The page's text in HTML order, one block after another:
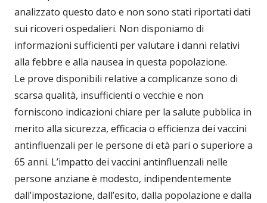
analizzato questo dato e non sono stati riportati dati
sui ricoveri ospedalieri. Non disponiamo di
informazioni sufficienti per valutare i danni relativi
alla febbre e alla nausea in questa popolazione.
Le prove disponibili relative a complicanze sono di
scarsa qualità, insufficienti o vecchie e non
forniscono indicazioni chiare per la salute pubblica in
merito alla sicurezza, efficacia o efficienza dei vaccini
antinfluenzali per le persone di età pari o superiore a
65 anni. L’impatto dei vaccini antinfluenzali nelle
persone anziane è modesto, indipendentemente
dall’impostazione, dall’esito, dalla popolazione e dalla